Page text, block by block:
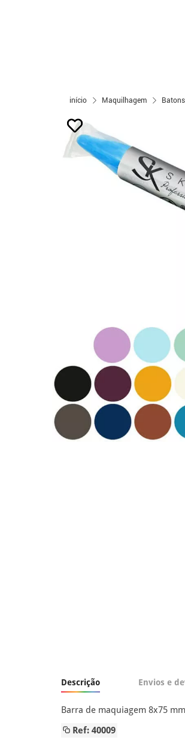
início Maquilhagem
Descrição Envios e
Barra de maquiagem 8x75
Ref: 40009